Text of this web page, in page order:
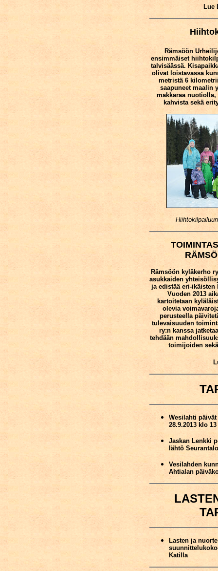
Lue
Rämsöön
ensimmäiset
talvisäässä.
olivat loistavassa
metristä 6
saapuneet maalin
makkaraa
kahvista sekä
Rämsöön kyläkerho
asukkaiden
ja edistää eri-
Vuoden 2013
kartoitetaan
olevia
perusteella
tulevaisuuden
ry:n kanssa
tehdään
toimijoiden
Wesilahti
28.9.2013 klo 13
Jaskan Lenkki
lähtö
Vesilahden
Ahtialan
Lasten ja
Katilla